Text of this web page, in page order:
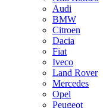
Audi
BMW
Citroen
Dacia
Fiat
Iveco
Land Rover
Mercedes
Opel
Peugeot